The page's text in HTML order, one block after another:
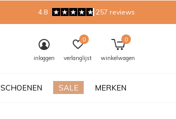
SCHOENEN SALE MERKEN
inloggen verlanglijst
0
winkelwagen
0
4.8 257 reviews